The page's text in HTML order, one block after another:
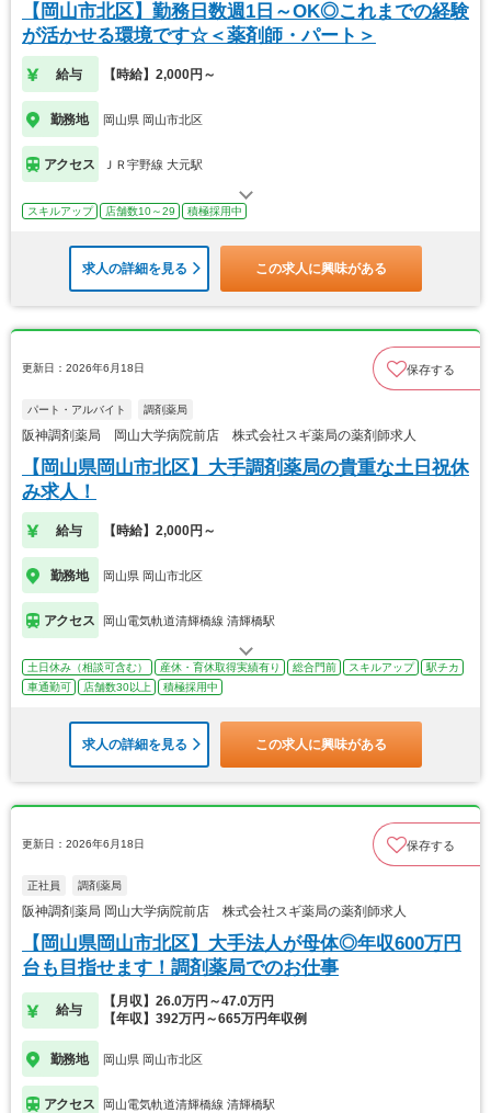
【岡山市北区】勤務日数週1日～OK◎これまでの経験
が活かせる環境です☆＜薬剤師・パート＞
給与 【時給】2,000円～
勤務地 岡山県 岡山市北区
アクセス ＪＲ宇野線 大元駅
スキルアップ 店舗数10～29 積極採用中
求人の詳細を見る この求人に興味がある
更新日：2026年6月18日 保存する
パート・アルバイト 調剤薬局
阪神調剤薬局 岡山大学病院前店 株式会社スギ薬局の薬剤師求人
【岡山県岡山市北区】大手調剤薬局の貴重な土日祝休
み求人！
給与 【時給】2,000円～
勤務地 岡山県 岡山市北区
アクセス 岡山電気軌道清輝橋線 清輝橋駅
土日休み（相談可含む） 産休・育休取得実績有り 総合門前 スキルアップ
駅チカ
車通勤可
店舗数30以上 積極採用中
求人の詳細を見る この求人に興味がある
更新日：2026年6月18日 保存する
正社員 調剤薬局
阪神調剤薬局 岡山大学病院前店 株式会社スギ薬局の薬剤師求人
【岡山県岡山市北区】大手法人が母体◎年収600万円
台も目指せます！調剤薬局でのお仕事
給与
【月収】26.0万円～47.0万円
【年収】392万円～665万円年収例
勤務地 岡山県 岡山市北区
アクセス 岡山電気軌道清輝橋線 清輝橋駅